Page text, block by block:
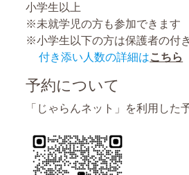
小学生以上
※未就学児の方も参加できます
※小学生以下の方は保護者の付
付き添い人数の詳細はこちら
予約について
「じゃらんネット」を利用した